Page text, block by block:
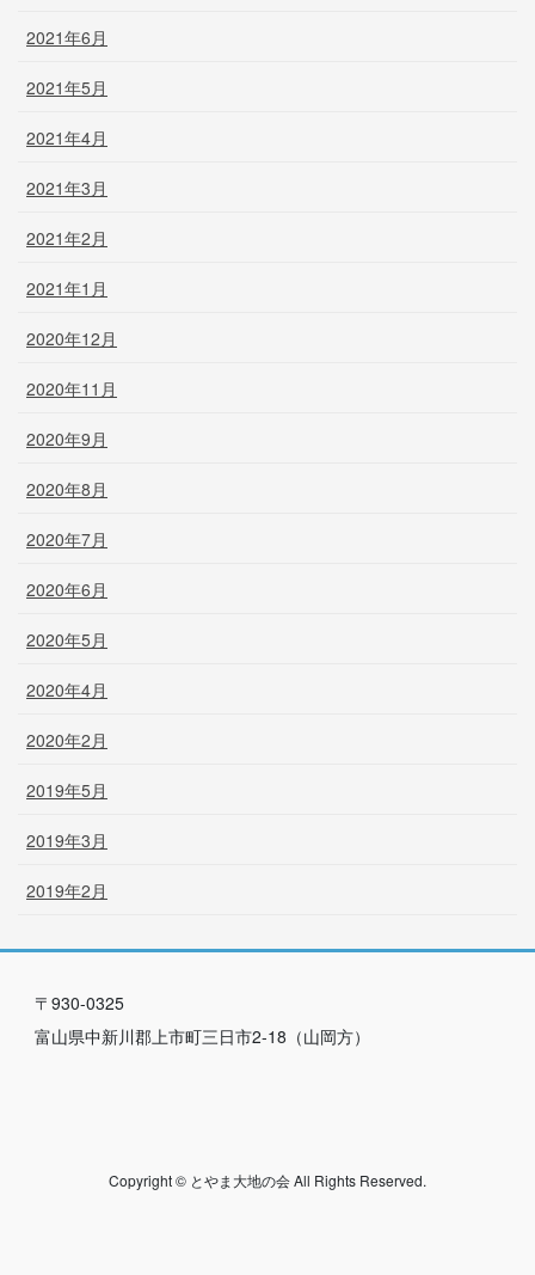
2021年6月
2021年5月
2021年4月
2021年3月
2021年2月
2021年1月
2020年12月
2020年11月
2020年9月
2020年8月
2020年7月
2020年6月
2020年5月
2020年4月
2020年2月
2019年5月
2019年3月
2019年2月
〒930-0325
富山県中新川郡上市町三日市2-18（山岡方）
Copyright © とやま大地の会 All Rights Reserved.